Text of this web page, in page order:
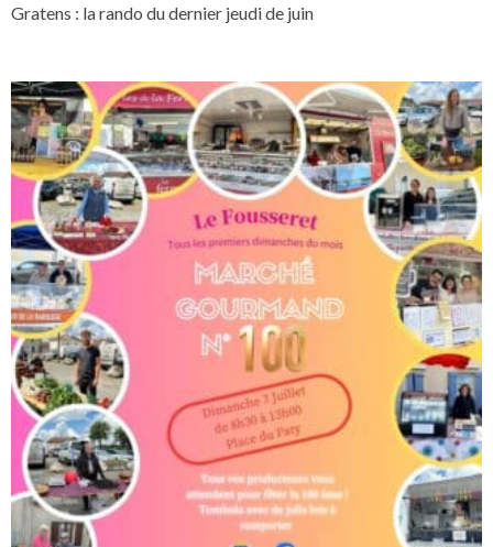
Gratens : la rando du dernier jeudi de juin